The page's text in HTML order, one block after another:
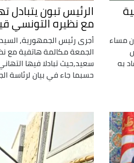
مساء
به
الرئيس تبون يتبادل
مع نظيره التونسي
أجرى رئيس الجمهورية,
الجمعة مكالمة هاتفية مع
سعيد,حيث تبادلا فيها
حسبما جاء في بيان لرئاسة